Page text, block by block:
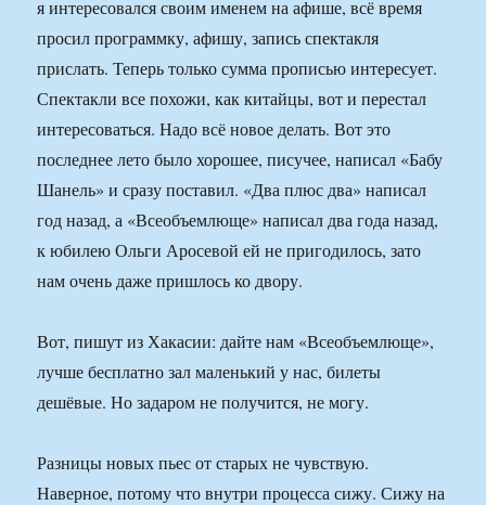
я интересовался своим именем на афише, всё время
просил программку, афишу, запись спектакля
прислать. Теперь только сумма прописью интересует.
Спектакли все похожи, как китайцы, вот и перестал
интересоваться. Надо всё новое делать. Вот это
последнее лето было хорошее, писучее, написал «Бабу
Шанель» и сразу поставил. «Два плюс два» написал
год назад, а «Всеобъемлюще» написал два года назад,
к юбилею Ольги Аросевой ей не пригодилось, зато
нам очень даже пришлось ко двору.
Вот, пишут из Хакасии: дайте нам «Всеобъемлюще»,
лучше бесплатно зал маленький у нас, билеты
дешёвые. Но задаром не получится, не могу.
Разницы новых пьес от старых не чувствую.
Наверное, потому что внутри процесса сижу. Сижу на